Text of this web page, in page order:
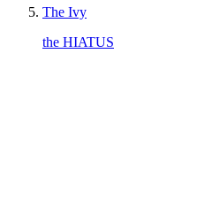
The Ivy
the HIATUS